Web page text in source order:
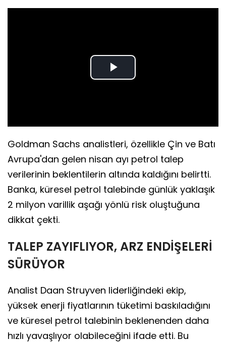
Play
Goldman Sachs analistleri, özellikle Çin ve Batı
Avrupa'dan gelen nisan ayı petrol talep
verilerinin beklentilerin altında kaldığını belirtti.
Banka, küresel petrol talebinde günlük yaklaşık
2 milyon varillik aşağı yönlü risk oluştuğuna
dikkat çekti.
TALEP ZAYIFLIYOR, ARZ ENDİŞELERİ
SÜRÜYOR
Analist Daan Struyven liderliğindeki ekip,
yüksek enerji fiyatlarının tüketimi baskıladığını
ve küresel petrol talebinin beklenenden daha
hızlı yavaşlıyor olabileceğini ifade etti. Bu